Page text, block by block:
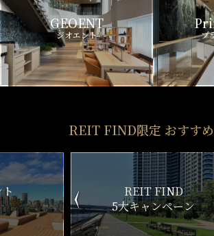
GEOENT
ジオエント プ
REIT FIND限定 おすす
ン
リアルタイム
更新一覧チェック